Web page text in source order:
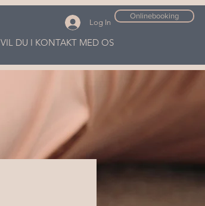
Log In
Onlinebooking
VIL DU I KONTAKT MED OS